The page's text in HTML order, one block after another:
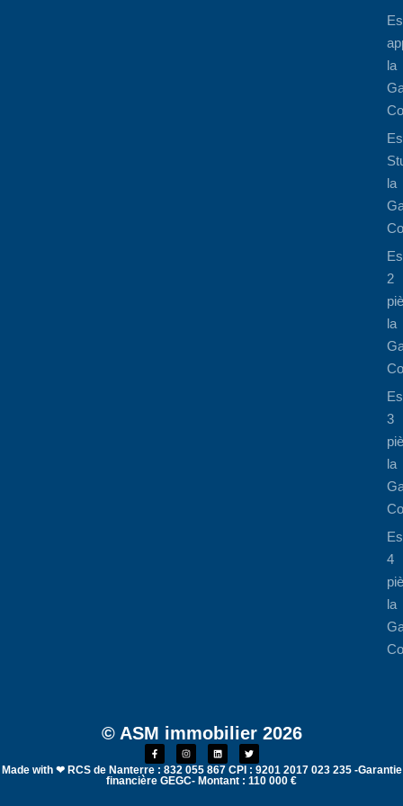
la
la
2
la
3
la
4
la
© ASM immobilier 2026
Made with ❤ RCS de Nanterre : 832 055 867 CPI : 9201 2017 023 235 -Garantie
financière GEGC- Montant : 110 000 €